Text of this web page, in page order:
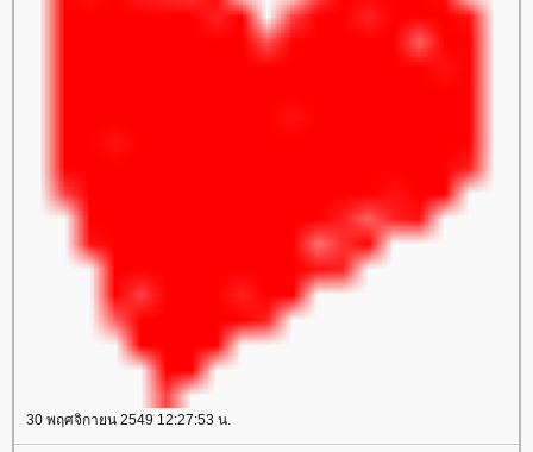
30 พฤศจิกายน 2549 12:27:53 น.